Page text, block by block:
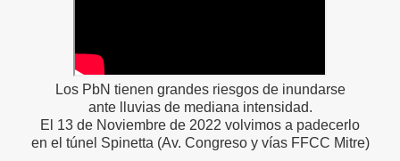
Los PbN tienen grandes riesgos de inundarse
ante lluvias de mediana intensidad.
El 13 de Noviembre de 2022 volvimos a padecerlo
en el túnel Spinetta (Av. Congreso y vías FFCC Mitre)